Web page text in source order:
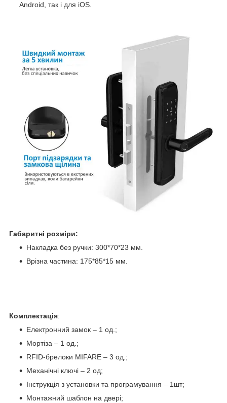
Android, так і для iOS.
Габаритні розміри:
Накладка без ручки: 300*70*23 мм.
Врізна частина: 175*85*15 мм.
Комплектація:
Електронний замок – 1 од.;
Мортіза – 1 од.;
RFID-брелоки MIFARE – 3 од.;
Механічні ключі – 2 од;
Інструкція з установки та програмування – 1шт;
Монтажний шаблон на двері;